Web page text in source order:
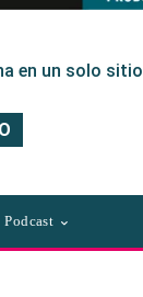
en un solo sitio
Podcast